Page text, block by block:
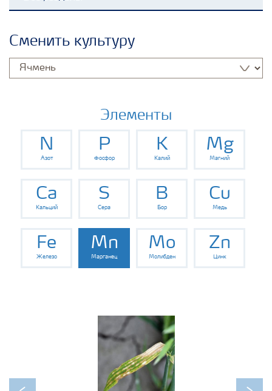
Культуры
Инструменты и сервисы
Хранение удобрений и их безопасность
Сменить культуру
Элементы
N
Азот
P
Фосфор
K
Калий
Mg
Магний
Ca
Кальций
S
Сера
B
Бор
Cu
Медь
Fe
Железо
Mn
Марганец
Mo
Молибден
Zn
Цинк